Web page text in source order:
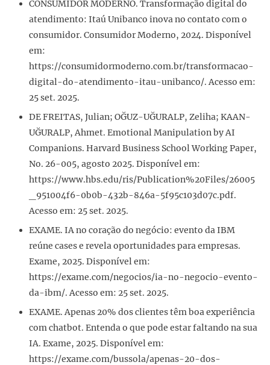
CONSUMIDOR MODERNO. Transformação digital do
atendimento: Itaú Unibanco inova no contato com o
consumidor. Consumidor Moderno, 2024. Disponível
em:
https://consumidormoderno.com.br/transformacao-
digital-do-atendimento-itau-unibanco/. Acesso em:
25 set. 2025.
DE FREITAS, Julian; OĞUZ-UĞURALP, Zeliha; KAAN-
UĞURALP, Ahmet. Emotional Manipulation by AI
Companions. Harvard Business School Working Paper,
No. 26-005, agosto 2025. Disponível em:
https://www.hbs.edu/ris/Publication%20Files/26005
_951004f6-0b0b-432b-846a-5f95c103d07c.pdf.
Acesso em: 25 set. 2025.
EXAME. IA no coração do negócio: evento da IBM
reúne cases e revela oportunidades para empresas.
Exame, 2025. Disponível em:
https://exame.com/negocios/ia-no-negocio-evento-
da-ibm/. Acesso em: 25 set. 2025.
EXAME. Apenas 20% dos clientes têm boa experiência
com chatbot. Entenda o que pode estar faltando na sua
IA. Exame, 2025. Disponível em:
https://exame.com/bussola/apenas-20-dos-